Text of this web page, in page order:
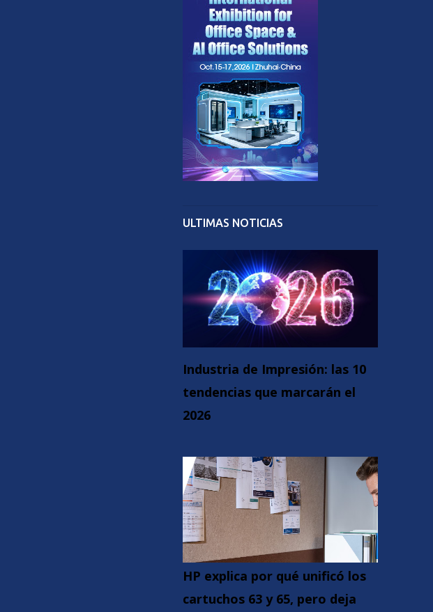
ULTIMAS NOTICIAS
Industria de Impresión: las 10
tendencias que marcarán el
2026
HP explica por qué unificó los
cartuchos 63 y 65, pero deja